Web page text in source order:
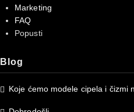
Marketing
FAQ
Popusti
Blog
Koje ćemo modele cipela i čizmi